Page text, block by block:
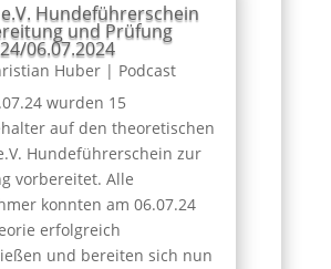
e.V. Hundeführerschein
und Prüfung
06.07.2024
Huber| Podcast
wurden 15
auf den theoretischen
Hundeführerschein zur
vorbereitet. Alle
konnten am 06.07.24
erfolgreich
und bereiten sich nun